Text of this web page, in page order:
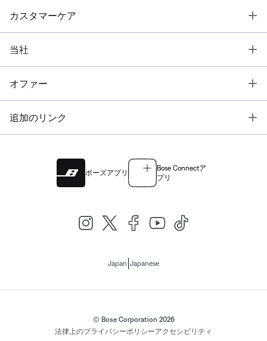
カスタマーケア
当社
オファー
追加のリンク
ボーズアプリ
Bose Connectア
プリ
Japan Japanese
© Bose Corporation 2026
法律上のプライバシーポリシーアクセシビリティ